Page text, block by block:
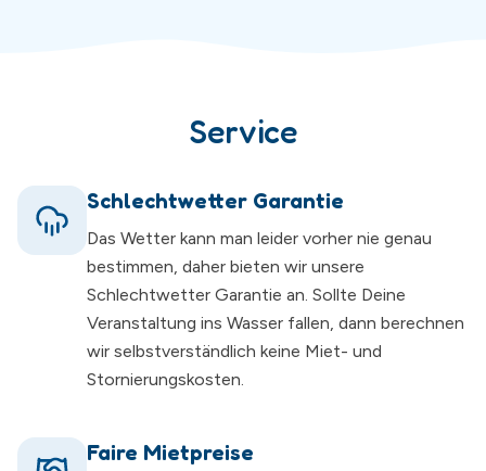
Service
Schlechtwetter Garantie
Das Wetter kann man leider vorher nie genau
bestimmen, daher bieten wir unsere
Schlechtwetter Garantie an. Sollte Deine
Veranstaltung ins Wasser fallen, dann berechnen
wir selbstverständlich keine Miet- und
Stornierungskosten.
Faire Mietpreise